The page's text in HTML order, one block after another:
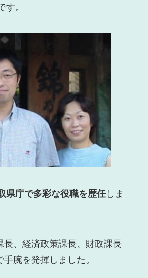
す。
県庁で多彩な役職を歴任しま
長、経済政策課長、財政課長
腕を発揮しました。